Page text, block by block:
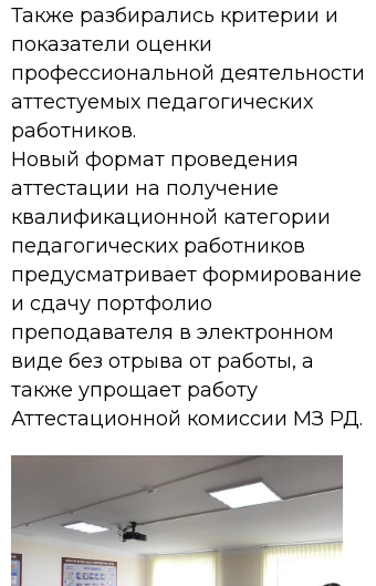
Также разбирались критерии и
показатели оценки
профессиональной деятельности
аттестуемых педагогических
работников.
Новый формат проведения
аттестации на получение
квалификационной категории
педагогических работников
предусматривает формирование
и сдачу портфолио
преподавателя в электронном
виде без отрыва от работы, а
также упрощает работу
Аттестационной комиссии МЗ РД.